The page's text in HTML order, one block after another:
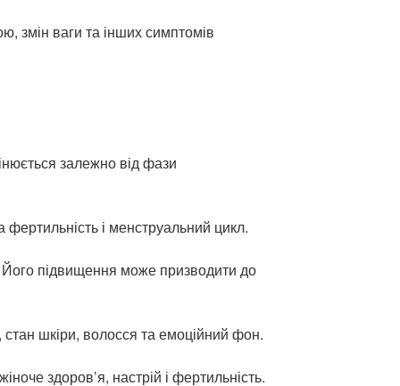
змін ваги та інших симптомів
залежно від фази
і менструальний цикл.
підвищення може призводити до
шкіри, волосся та емоційний фон.
здоров’я, настрій і фертильність.